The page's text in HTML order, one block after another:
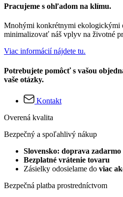
Pracujeme s ohľadom na klímu.
Mnohými konkrétnymi ekologickými
minimalizovať náš vplyv na životné
Viac informácií nájdete tu.
Potrebujete pomôcť s vašou
vaše otázky.
Kontakt
Overená kvalita
Bezpečný a spoľahlivý nákup
Slovensko: doprava zadarmo
Bezplatné vrátenie tovaru
Zásielky odosielame do viac
Bezpečná platba prostredníctvom